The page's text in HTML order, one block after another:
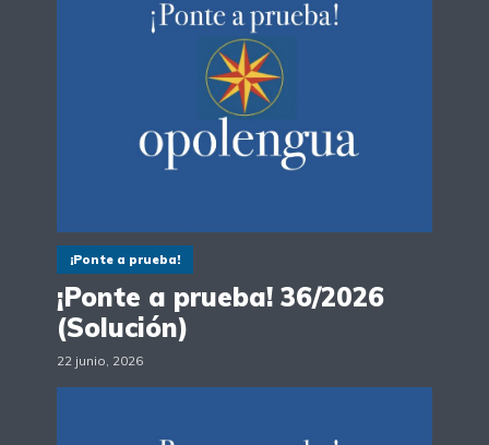
¡Ponte a prueba!
¡Ponte a prueba! 36/2026
(Solución)
22 junio, 2026